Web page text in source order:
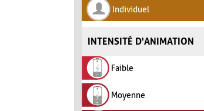
Individuel
INTENSITÉ D'ANIMATION
Faible
Moyenne